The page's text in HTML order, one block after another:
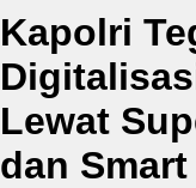
Kapolri
Lewat
dan